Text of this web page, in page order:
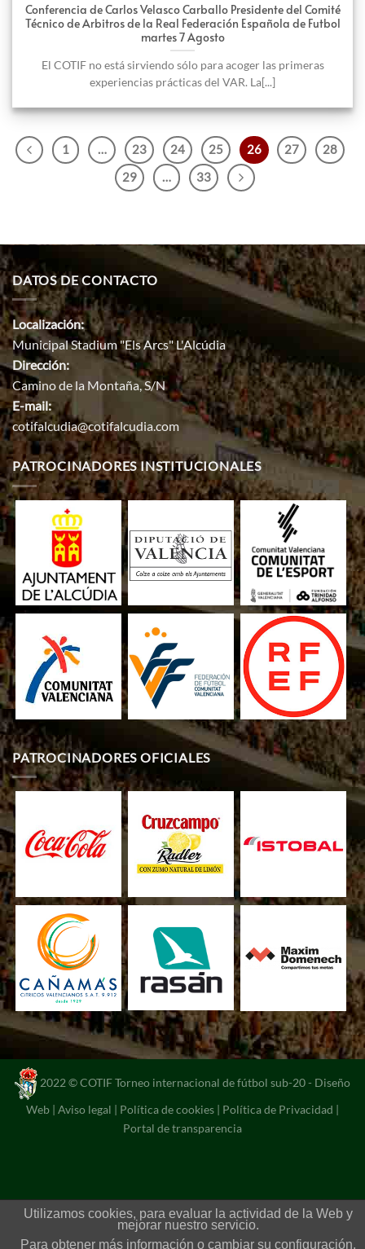
Conferencia de Carlos Velasco Carballo Presidente del Comité
Técnico de Arbitros de la Real Federación Española de Futbol
martes 7 Agosto
El COTIF no está sirviendo sólo para acoger las primeras
experiencias prácticas del VAR. La[...]
1 … 23 24 25 26 27
28
29
… 33
DATOS DE CONTACTO
Localización:
Municipal Stadium "Els Arcs" L'Alcúdia
Dirección:
Camino de la Montaña, S/N
E-mail:
cotifalcudia@cotifalcudia.com
PATROCINADORES INSTITUCIONALES
PATROCINADORES OFICIALES
2022 © COTIF Torneo internacional de fútbol sub-20 - Diseño
Web | Aviso legal | Política de cookies | Política de Privacidad |
Portal de transparencia
Utilizamos cookies, para evaluar la actividad de la Web y
mejorar nuestro servicio.
Para obtener más información o cambiar su configuración,